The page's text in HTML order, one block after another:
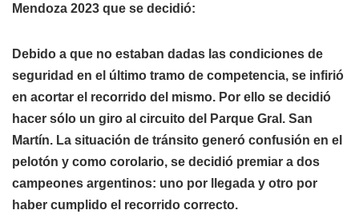
Mendoza 2023 que se decidió:
Debido a que no estaban dadas las condiciones de
seguridad en el último tramo de competencia, se infirió
en acortar el recorrido del mismo. Por ello se decidió
hacer sólo un giro al circuito del Parque Gral. San
Martín. La situación de tránsito generó confusión en el
pelotón y como corolario, se decidió premiar a dos
campeones argentinos: uno por llegada y otro por
haber cumplido el recorrido correcto.